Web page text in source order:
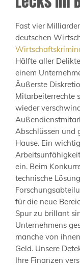
Fast vier
deutschen
Hälfte aller
einem
Äußerste
Mitarbeiterrechte
wieder
Abschlüssen und
Hause. Ein
ein. Beim
technische
für die neue
Spur zu brillant
Unternehmens
manche von
Geld. Unsere
Ihre Finanzen